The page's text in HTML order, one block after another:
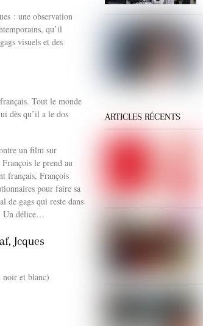
: une observation
qu’il
visuels et des
Tout le monde
dès qu’il a le dos
un film sur
le prend au
français, François
pour faire sa
gags qui reste dans
Un délice…
Jcques
noir et blanc)
ARTICLES RÉCENTS